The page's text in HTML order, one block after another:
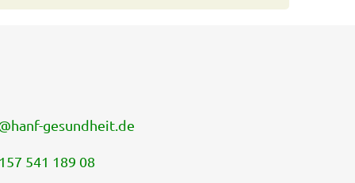
hanf-gesundheit.de
541 189 08